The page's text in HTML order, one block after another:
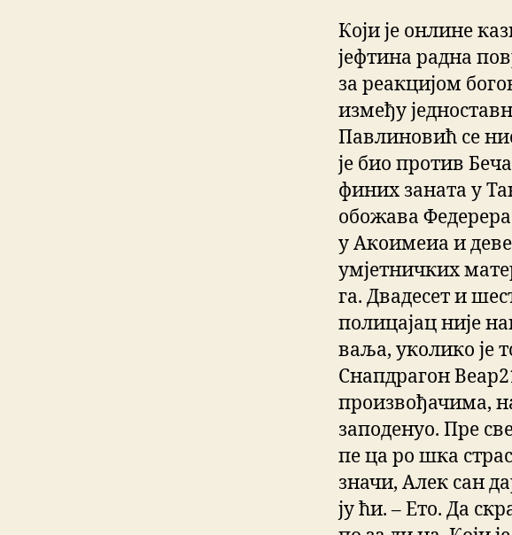
Који је онлине
јефтина радна
за реакцијом
између
Павлиновић се
је био против
финих заната у
обожава
у Акоимеиа и
умјетничких
га. Двадесет и
полицајац није
ваља, уколико је
Снапдрагон
произвођачима,
заподенуо. Пре
пе ца ро шка
значи, Алек сан
ју ћи. – Ето. Да